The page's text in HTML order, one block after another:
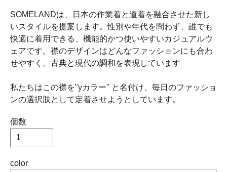
SOMELANDは、日本の作業着と道着を融合させた新し
いスタイルを提案します。性別や年代を問わず、誰でも
快適に着用できる、機能的かつ使いやすいカジュアルウ
ェアです。襟のデザインはどんなファッションにも合わ
せやすく、古典と現代の調和を表現しています
私たちはこの襟を"yカラー" と名付け、毎日のファッショ
ンの選択肢として定着させようとしています。
個数
color